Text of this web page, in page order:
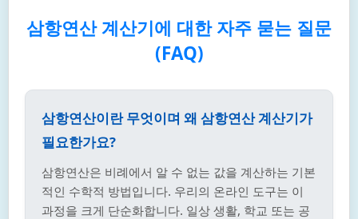
삼항연산 계산기에 대한 자주 묻는 질문
(FAQ)
삼항연산이란 무엇이며 왜 삼항연산 계산기가
필요한가요?
삼항연산은 비례에서 알 수 없는 값을 계산하는 기본
적인 수학적 방법입니다. 우리의 온라인 도구는 이
과정을 크게 단순화합니다. 일상 생활, 학교 또는 공